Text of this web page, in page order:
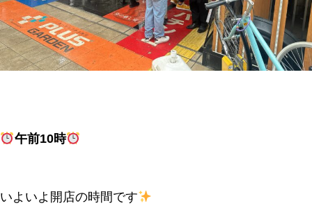
午前10時
いよいよ開店の時間です